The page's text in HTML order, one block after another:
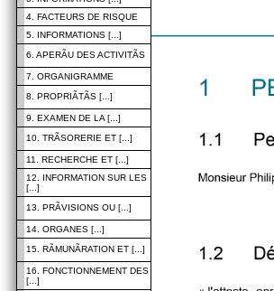
4. FACTEURS DE RISQUE
5. INFORMATIONS [...]
6. APERÃU DES ACTIVITÃS
7. ORGANIGRAMME
8. PROPRIÃTÃS [...]
9. EXAMEN DE LA [...]
10. TRÃSORERIE ET [...]
11. RECHERCHE ET [...]
12. INFORMATION SUR LES
[...]
13. PRÃVISIONS OU [...]
14. ORGANES [...]
15. RÃMUNÃRATION ET [...]
16. FONCTIONNEMENT DES
[...]